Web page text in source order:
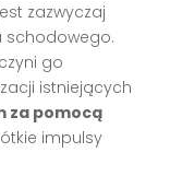
zazwyczaj
schodowego.
go
istniejących
za pomocą
impulsy